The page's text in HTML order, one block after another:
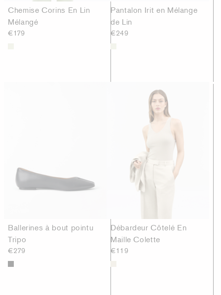
Chemise Corins En Lin
Mélangé
€179
Pantalon Irit en Mélange
de Lin
€249
Ballerines à bout pointu
Tripo
€279
Débardeur Côtelé En
Maille Colette
€119